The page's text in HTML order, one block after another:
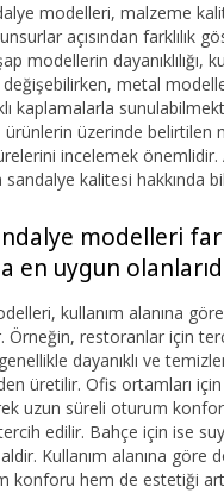
modelleri, malzeme
açısından farklılık
modellerin dayanıklılığı,
metal
kaplamalarla
ürünlerin üzerinde belirtilen
incelemek önemlidir.
sandalye kalitesi hakkında
modelleri
en uygun
kullanım alanına
Örneğin, restoranlar için
dayanıklı ve
üretilir. Ofis ortamları
uzun süreli oturum
edilir. Bahçe için ise
Kullanım alanına göre
konforu hem de estetiği